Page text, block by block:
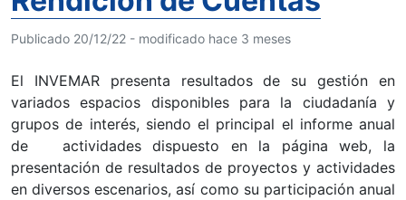
Publicado 20/12/22 - modificado hace 3 meses
El INVEMAR presenta resultados de su gestión en
variados espacios disponibles para la ciudadanía y
grupos de interés, siendo el principal el informe anual
de actividades dispuesto en la página web, la
presentación de resultados de proyectos y actividades
en diversos escenarios, así como su participación anual